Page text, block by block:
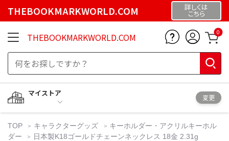
THEBOOKMARKWORLD.COM 詳しくは
こちら
THEBOOKMARKWORLD.COM 0
マイストア
変更
TOP キャラクターグッズ
キーホルダー・アクリルキーホル
ダー
日本製K18ゴールドチェーンネックレス 18金 2.31g